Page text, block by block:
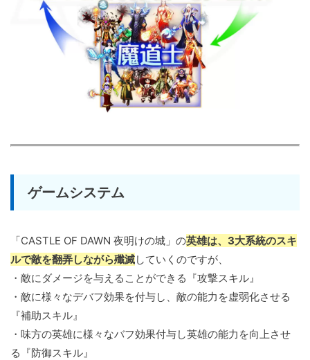
ゲームシステム
「CASTLE OF DAWN 夜明けの城」の英雄は、3大系統のスキ
ルで敵を翻弄しながら殲滅していくのですが、
・敵にダメージを与えることができる『攻撃スキル』
・敵に様々なデバフ効果を付与し、敵の能力を虚弱化させる
『補助スキル』
・味方の英雄に様々なバフ効果付与し英雄の能力を向上させ
る『防御スキル』